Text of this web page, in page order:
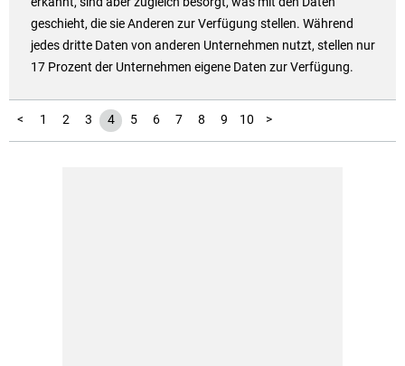
geschieht, die sie Anderen zur Verfügung stellen. Während
jedes dritte Daten von anderen Unternehmen nutzt, stellen nur
17 Prozent der Unternehmen eigene Daten zur Verfügung.
< 1 2 3 4 5 6 7 8 9 10
11
12 >